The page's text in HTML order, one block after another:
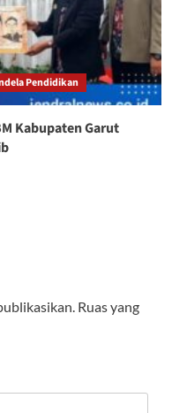
Pendidikan
Kabupaten Garut
Ruas yang